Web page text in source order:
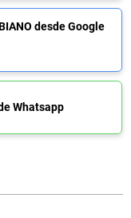
desde Google
Whatsapp